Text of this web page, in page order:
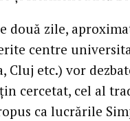
două zile,
centre
Cluj etc.) vor
cercetat, cel al
ca lucrările